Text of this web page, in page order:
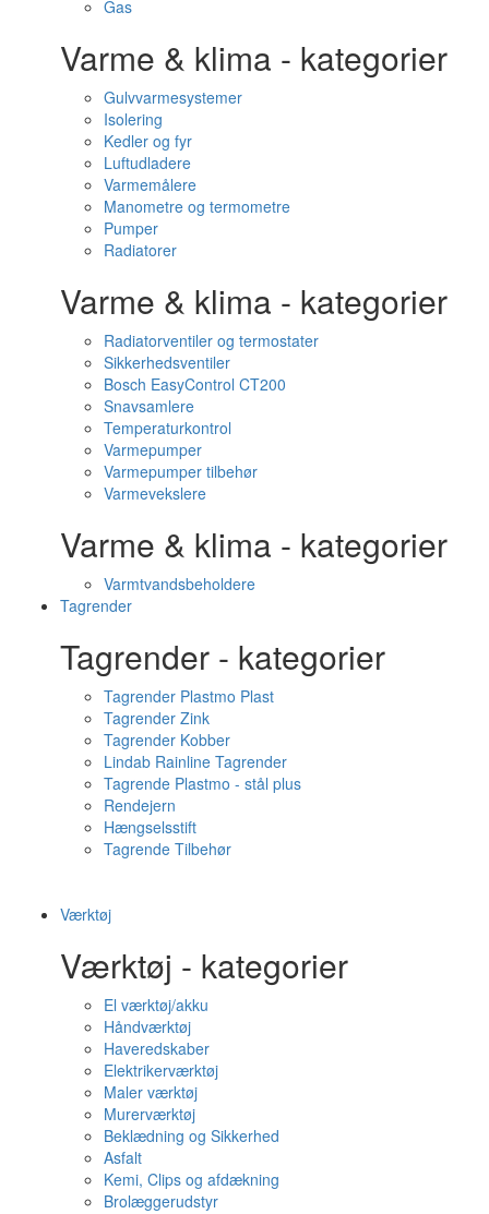
Gas
Varme & klima - kategorier
Gulvvarmesystemer
Isolering
Kedler og fyr
Luftudladere
Varmemålere
Manometre og termometre
Pumper
Radiatorer
Varme & klima - kategorier
Radiatorventiler og termostater
Sikkerhedsventiler
Bosch EasyControl CT200
Snavsamlere
Temperaturkontrol
Varmepumper
Varmepumper tilbehør
Varmevekslere
Varme & klima - kategorier
Varmtvandsbeholdere
Tagrender
Tagrender - kategorier
Tagrender Plastmo Plast
Tagrender Zink
Tagrender Kobber
Lindab Rainline Tagrender
Tagrende Plastmo - stål plus
Rendejern
Hængselsstift
Tagrende Tilbehør
Værktøj
Værktøj - kategorier
El værktøj/akku
Håndværktøj
Haveredskaber
Elektrikerværktøj
Maler værktøj
Murerværktøj
Beklædning og Sikkerhed
Asfalt
Kemi, Clips og afdækning
Brolæggerudstyr